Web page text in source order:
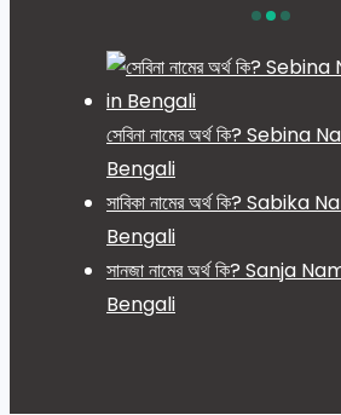
সেবিনা নামের অর্থ কি?
Bengali
সাবিকা নামের অর্থ কি?
Bengali
সানজা নামের অর্থ কি? Sanja
Bengali